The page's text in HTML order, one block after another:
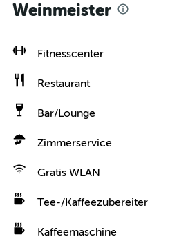
Weinmeister
Fitnesscenter
Restaurant
Bar/Lounge
Zimmerservice
Gratis WLAN
Tee-/Kaffeezubereiter
Kaffeemaschine